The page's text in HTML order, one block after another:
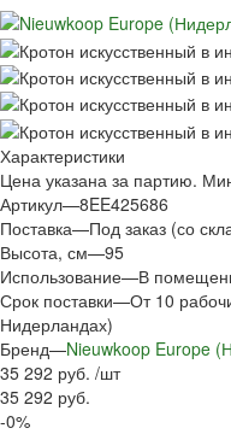
Характеристики
Цена указана за партию.
Артикул—8EE425686
Поставка—Под заказ (со
Высота, см—95
Использование—В
Срок поставки—От 10
Нидерландах)
Бренд—Nieuwkoop Europe
35 292 руб. /шт
35 292 руб.
-0%